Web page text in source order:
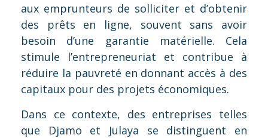
aux emprunteurs de solliciter et d’obtenir
des prêts en ligne, souvent sans avoir
besoin d’une garantie matérielle. Cela
stimule l’entrepreneuriat et contribue à
réduire la pauvreté en donnant accès à des
capitaux pour des projets économiques.
Dans ce contexte, des entreprises telles
que Djamo et Julaya se distinguent en